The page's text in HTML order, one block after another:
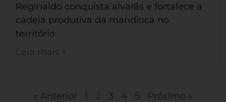
Reginaldo conquista alvarás e fortalece a
cadeia produtiva da mandioca no
território
Leia mais »
« Anterior 1 2 3 4 5 Próximo »